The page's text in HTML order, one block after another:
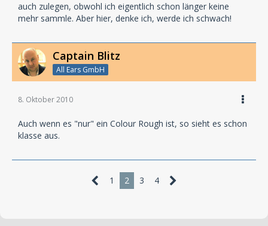
auch zulegen, obwohl ich eigentlich schon länger keine
mehr sammle. Aber hier, denke ich, werde ich schwach!
Captain Blitz
All Ears GmbH
8. Oktober 2010
Auch wenn es "nur" ein Colour Rough ist, so sieht es schon
klasse aus.
1 2 3 4